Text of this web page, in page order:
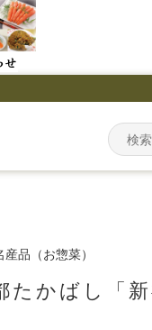
産品（お惣菜）
たかばし「